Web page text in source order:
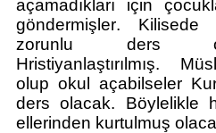
açamadıkları için
göndermişler. Kilisede
zorunlu ders
Hristiyanlaştırılmış.
olup okul açabilseler
ders olacak. Böylelikle
ellerinden kurtulmuş